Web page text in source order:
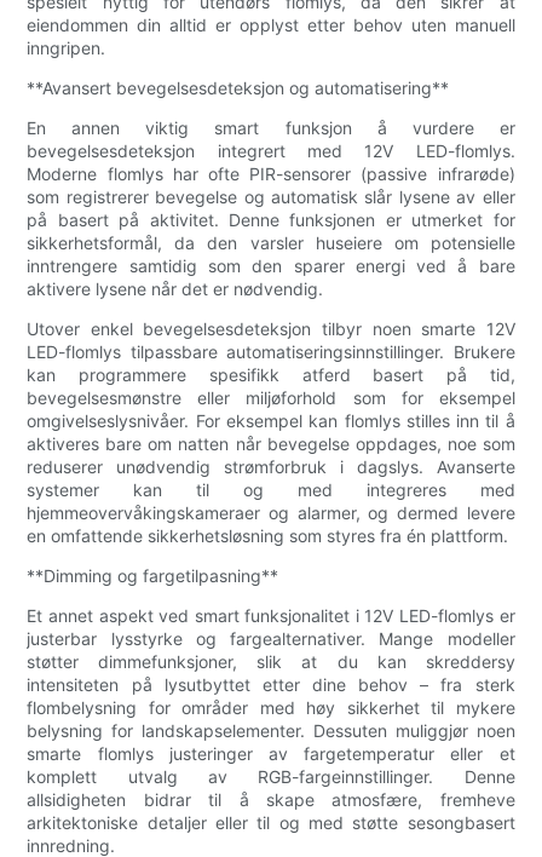
eiendommen din alltid er opplyst etter behov uten manuell
inngripen.
**Avansert bevegelsesdeteksjon og automatisering**
En annen viktig smart funksjon å vurdere er
bevegelsesdeteksjon integrert med 12V LED-flomlys.
Moderne flomlys har ofte PIR-sensorer (passive infrarøde)
som registrerer bevegelse og automatisk slår lysene av eller
på basert på aktivitet. Denne funksjonen er utmerket for
sikkerhetsformål, da den varsler huseiere om potensielle
inntrengere samtidig som den sparer energi ved å bare
aktivere lysene når det er nødvendig.
Utover enkel bevegelsesdeteksjon tilbyr noen smarte 12V
LED-flomlys tilpassbare automatiseringsinnstillinger. Brukere
kan programmere spesifikk atferd basert på tid,
bevegelsesmønstre eller miljøforhold som for eksempel
omgivelseslysnivåer. For eksempel kan flomlys stilles inn til å
aktiveres bare om natten når bevegelse oppdages, noe som
reduserer unødvendig strømforbruk i dagslys. Avanserte
systemer kan til og med integreres med
hjemmeovervåkingskameraer og alarmer, og dermed levere
en omfattende sikkerhetsløsning som styres fra én plattform.
**Dimming og fargetilpasning**
Et annet aspekt ved smart funksjonalitet i 12V LED-flomlys er
justerbar lysstyrke og fargealternativer. Mange modeller
støtter dimmefunksjoner, slik at du kan skreddersy
intensiteten på lysutbyttet etter dine behov – fra sterk
flombelysning for områder med høy sikkerhet til mykere
belysning for landskapselementer. Dessuten muliggjør noen
smarte flomlys justeringer av fargetemperatur eller et
komplett utvalg av RGB-fargeinnstillinger. Denne
allsidigheten bidrar til å skape atmosfære, fremheve
arkitektoniske detaljer eller til og med støtte sesongbasert
innredning.